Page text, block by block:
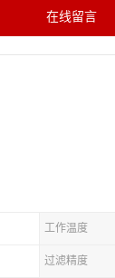
在线留言
工作温度
过滤精度